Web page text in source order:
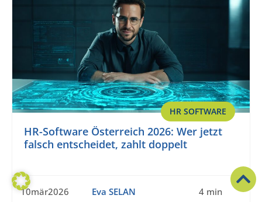
HR SOFTWARE
HR-Software Österreich 2026: Wer jetzt
falsch entscheidet, zahlt doppelt
10mär2026 Eva SELAN 4 min